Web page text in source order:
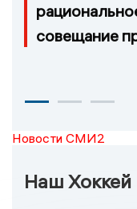
совещание
Новости СМИ2
Наш Хоккей